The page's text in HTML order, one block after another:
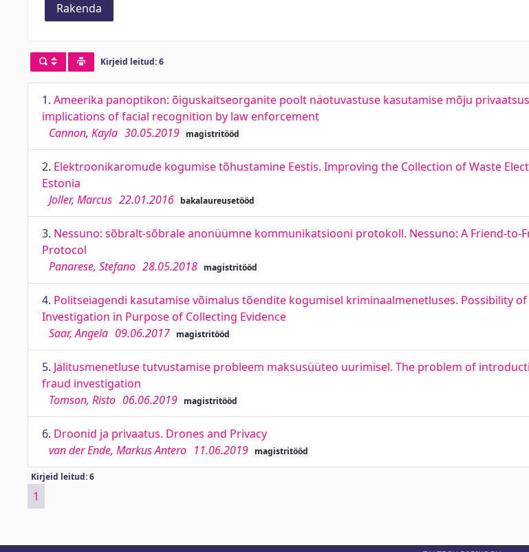
Rakenda
Kirjeid leitud: 6
1. Ameerika panoptikon: õiguskaitseorganite poolt näotuvastuse kasutamise mõju
implications of facial recognition by law enforcement
Cannon, Kayla 30.05.2019 magistritööd
2. Elektroonikaromude kogumise tõhustamine Eestis. Improving the Collection of Waste
Estonia
Joller, Marcus 22.01.2016 bakalaureusetööd
3. Nessuno: sõbralt-sõbrale anonüümne kommunikatsiooni protokoll. Nessuno: A Friend-to-
Protocol
Panarese, Stefano 28.05.2018 magistritööd
4. Politseiagendi kasutamise võimalus tõendite kogumisel kriminaalmenetluses. Possibility
Investigation in Purpose of Collecting Evidence
Saar, Angela 09.06.2017 magistritööd
5. Jälitusmenetluse tutvustamise probleem maksusüüteo uurimisel. The problem of
fraud investigation
Tomson, Risto 06.06.2019 magistritööd
6. Droonid ja privaatus. Drones and Privacy
van der Ende, Markus Antero 11.06.2019 magistritööd
Kirjeid leitud: 6
1